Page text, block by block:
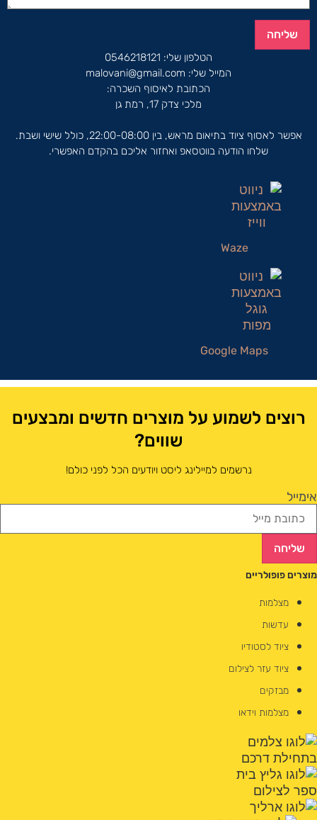
שליחה
הטלפון שלי: 0546218121
המייל שלי: malovani@gmail.com
הכתובת לאיסוף השכרה:
מלכי צדק 17, רמת גן
אפשר לאסוף ציוד בתיאום מראש, בין 22:00-08:00, כולל שישי ושבת.
שלחו הודעה בווטסאפ ואחזור אליכם בהקדם האפשרי.
Waze
Google Maps
רוצים לשמוע על מוצרים חדשים ומבצעים
שווים?
נרשמים למיילינג ליסט ויודעים הכל לפני כולם!
אימייל
שליחה
מוצרים פופולריים
מצלמות
עדשות
ציוד לסטודיו
ציוד עזר לצילום
מבזקים
מצלמות וידאו